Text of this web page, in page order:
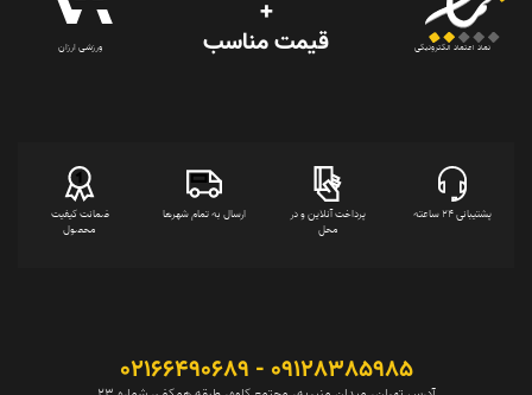
نماد اعتماد الکترونیکی
+
قیمت‌ مناسب ورزشی ارزان
پشتیبانی 24 ساعته
پرداخت آنلاین و در
محل
ارسال به تمام شهرها
ضمانت کیفیت
محصول
09128385985 - 02166490689